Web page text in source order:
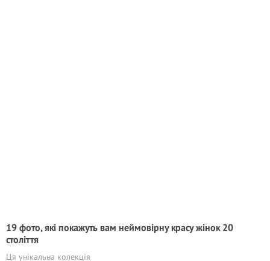
19 фото, які покажуть вам неймовірну красу жінок 20
століття
Ця унікальна колекція